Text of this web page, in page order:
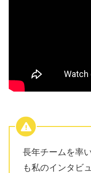
長年チームを率
も私のインタビ